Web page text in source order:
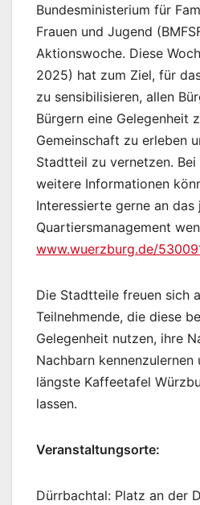
Bundesministerium für
Frauen und Jugend
Aktionswoche. Diese
2025) hat zum Ziel, für
zu sensibilisieren, allen
Bürgern eine Gelegenheit
Gemeinschaft zu erleben
Stadtteil zu vernetzen.
weitere Informationen
Interessierte gerne an
Quartiersmanagement
www.wuerzburg.de/
Die Stadtteile freuen sich
Teilnehmende, die diese
Gelegenheit nutzen, ihre
Nachbarn kennenzulernen
längste Kaffeetafel
lassen.
Veranstaltungsorte:
Dürrbachtal: Platz an der